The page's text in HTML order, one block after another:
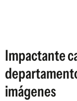
Impactante
imágenes